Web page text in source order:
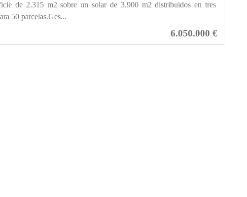
de 2.315 m2 sobre un solar de 3.900 m2 distribuidos en tres
50 parcelas.Ges...
6.050.000 €